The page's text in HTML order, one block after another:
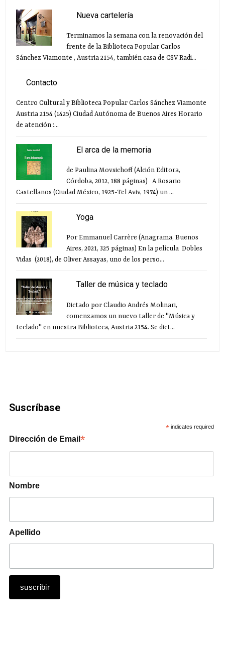
Nueva cartelería
Terminamos la semana con la renovación del
frente de la Biblioteca Popular Carlos
Sánchez Viamonte , Austria 2154, también casa de CSV Radi...
Contacto
Centro Cultural y Biblioteca Popular Carlos Sánchez Viamonte
Austria 2154 (1425) Ciudad Autónoma de Buenos Aires Horario
de atención :...
El arca de la memoria
de Paulina Movsichoff (Alción Editora,
Córdoba, 2012, 188 páginas) A Rosario
Castellanos (Ciudad México, 1925-Tel Aviv, 1974) un ...
Yoga
Por Emmanuel Carrère (Anagrama, Buenos
Aires, 2021, 325 páginas) En la película Dobles
Vidas (2018), de Oliver Assayas, uno de los perso...
Taller de música y teclado
Dictado por Claudio Andrés Molinari,
comenzamos un nuevo taller de "Música y
teclado" en nuestra Biblioteca, Austria 2154. Se dict...
Suscríbase
* indicates required
Dirección de Email*
Nombre
Apellido